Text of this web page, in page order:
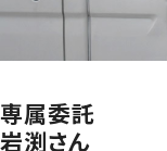
専属委託
岩渕さん